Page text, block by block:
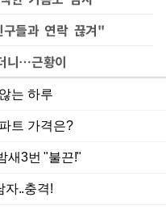
들과 연락 끊겨"
니…근황이